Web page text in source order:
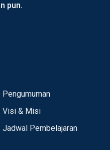
pun.
Pengumuman
Visi & Misi
Jadwal Pembelajaran